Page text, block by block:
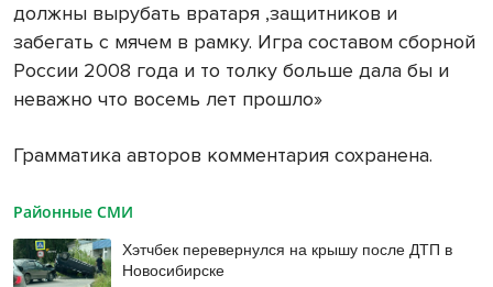
должны вырубать вратаря ,защитников и
забегать с мячем в рамку. Игра составом сборной
России 2008 года и то толку больше дала бы и
неважно что восемь лет прошло»
Грамматика авторов комментария сохранена.
Районные СМИ
Хэтчбек перевернулся на крышу после ДТП в
Новосибирске